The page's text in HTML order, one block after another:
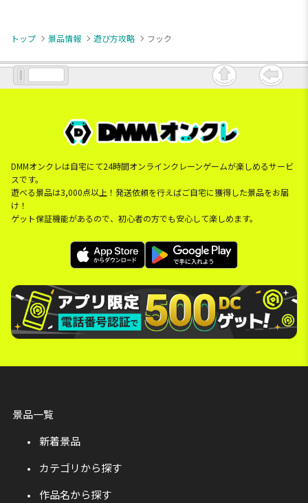
トップ 景品情報 遊び方攻略 フック
DMMオンクレは自宅にて24時間オンラインクレーンゲームが楽しめるサービ
スです。
遊べる景品は3,000点以上！発送依頼を行えばご自宅に獲得した景品をお届
け！
ゲット保証機能があるので、初心者の方でも安心して楽しめます。
景品一覧
新着景品
カテゴリから探す
作品名から探す